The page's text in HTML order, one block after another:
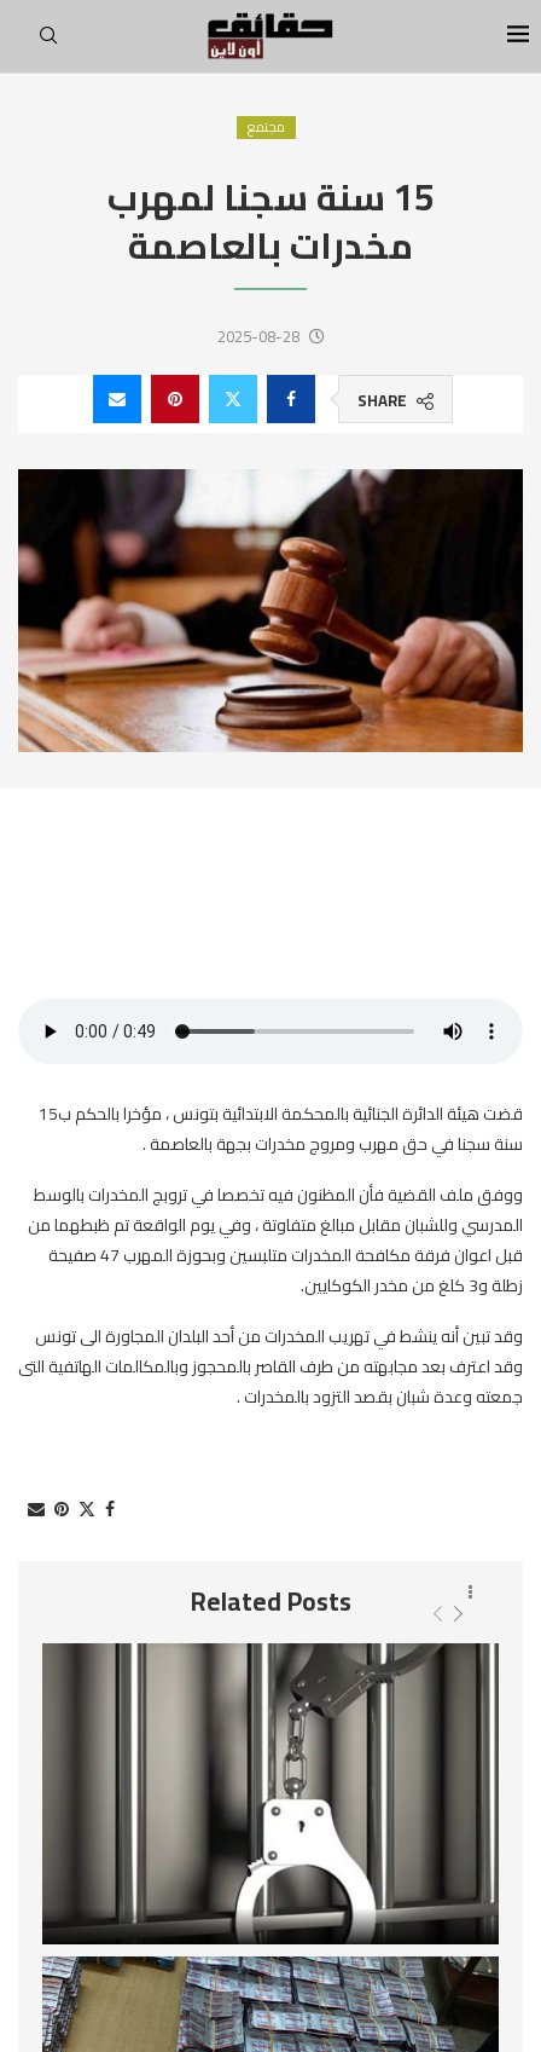
مجتمع
15 سنة سجنا لمهرب
مخدرات بالعاصمة
2025-08-28
SHARE
قضت هيئة الدائرة الجنائية بالمحكمة الابتدائية بتونس ، مؤخرا بالحكم ب15
سنة سجنا في حق مهرب ومروج مخدرات بجهة بالعاصمة .
ووفق ملف القضية فأن المظنون فيه تخصصا في تروبج المخدرات بالوسط
المدرسي وللشبان مقابل مبالغ متفاوتة ، وفي يوم الواقعة تم ظبطهما من
قبل اعوان فرقة مكافحة المخدرات متلبسين وبحوزة المهرب 47 صفيحة
زطلة و3 كلغ من مخدر الكوكايين.
وقد تبين أنه ينشط في تهريب المخدرات من أحد البلدان المجاورة الى تونس
وقد اعترف بعد مجابهته من طرف القاصر بالمحجوز وبالمكالمات الهاتفية التى
جمعته وعدة شبان بقصد التزود بالمخدرات .
Related Posts